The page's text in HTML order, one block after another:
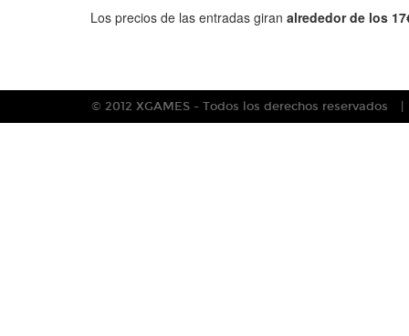
Los precios de las entradas giran alrededor de los
© 2012 XGAMES - Todos los derechos reservados